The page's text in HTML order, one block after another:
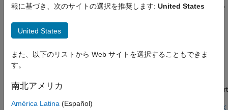
適用例
カテゴリ
再生可能エネルギーおよび持続可能性
発熱と冷却
自動車関連
流量と圧力の制御
このセクションでは、複数のSimscape Fluidsドメインにおける
注目の例
Counterbalance Valve with Boom Arm
Model, parameterize, test, and compare design cases for a
counterbalance valve in a boom arm mechanism. A
counterbalance valve allows an upstream flow from the back port
rod extension, and it allows a downstream flow from the loadモデルを開く
報に基づき、次のサイトの選択を推奨します: United States
United States
また、以下のリストから Web サイトを選択することもできま
す。
南北アメリカ
América Latina (Español)